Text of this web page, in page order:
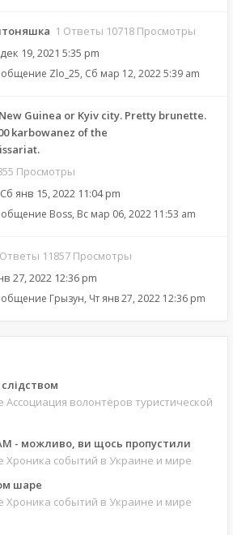
1 Ответы 10718 Просмотры
19, 2021 5:35 pm
Zlo_25, Сб мар 12, 2022 5:39 am
Guinea or Kyiv city. Pretty brunette.
karbowanez of the
Просмотры
Сб янв 15, 2022 11:04 pm
Boss, Вс мар 06, 2022 11:53 am
11857 Просмотры
27, 2022 12:36 pm
Грызун, Чт янв 27, 2022 12:36 pm
Ассоциация волонтёров туристической
- можливо, ви щось пропустили
Хроника событий в Украине и мире
шаре
Хроника событий в Украине и мире